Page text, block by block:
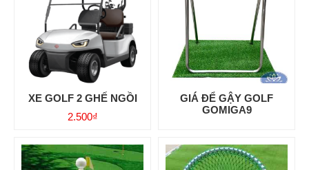
XE GOLF 2 GHẾ NGỒI
2.500₫
GIÁ ĐỂ GẬY GOLF
GOMIGA9